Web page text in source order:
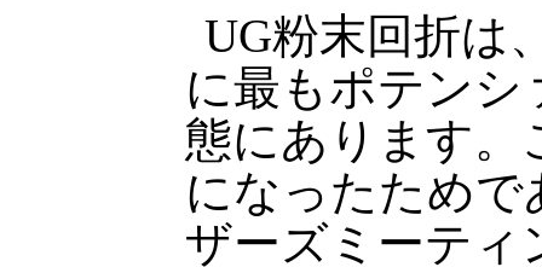
UG粉末回折は
に最もポテンシ
態にあります。
になったため
ザーズミーティ